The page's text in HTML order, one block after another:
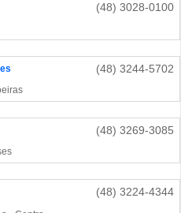
(48) 3028-0100
(48) 3244-5702
(48) 3269-3085
(48) 3224-4344